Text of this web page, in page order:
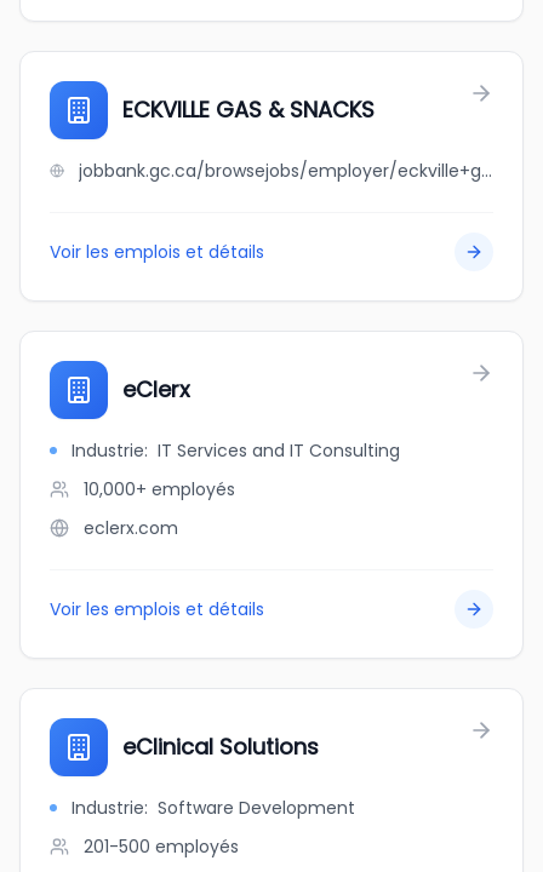
ECKVILLE GAS & SNACKS
jobbank.gc.ca/browsejobs/employer/eckville+gas+%26+snacks/ca
Voir les emplois et détails
eClerx
Industrie: IT Services and IT Consulting
10,000+ employés
eclerx.com
Voir les emplois et détails
eClinical Solutions
Industrie: Software Development
201-500 employés